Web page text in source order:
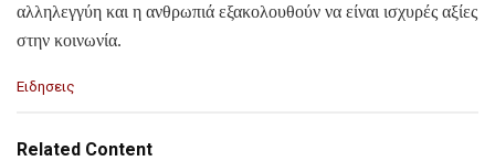
αλληλεγγύη και η ανθρωπιά εξακολουθούν να είναι ισχυρές αξίες
στην κοινωνία.
C
e
Ειδησεις
Related Content